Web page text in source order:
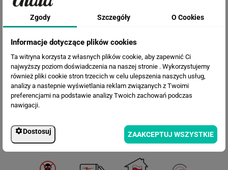
Zgody Szczegóły O Cookies
Informacje dotyczące plików cookies
Ta witryna korzysta z własnych plików cookie, aby zapewnić Ci
najwyższy poziom doświadczenia na naszej stronie . Wykorzystujemy
również pliki cookie stron trzecich w celu ulepszenia naszych usług,
analizy a nastepnie wyświetlania reklam związanych z Twoimi
preferencjami na podstawie analizy Twoich zachowań podczas
nawigacji.
Dostosuj ZAAKCEPTUJ WSZYSTKIE